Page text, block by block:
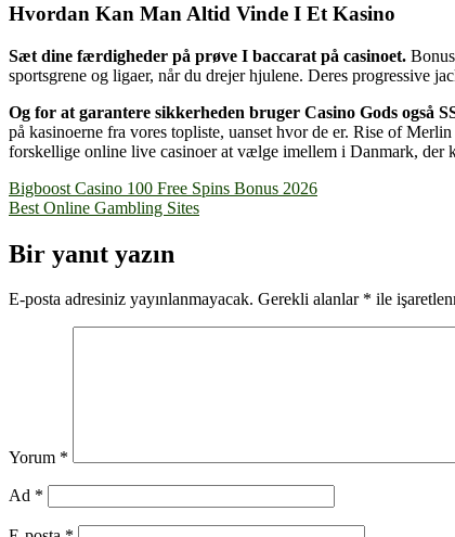
Hvordan Kan Man Altid Vinde I Et Kasino
Sæt dine færdigheder på prøve I baccarat på casinoet.
sportsgrene og ligaer, når du drejer hjulene. Deres progressive
Og for at garantere sikkerheden bruger Casino Gods også
på kasinoerne fra vores topliste, uanset hvor de er. Rise of
forskellige online live casinoer at vælge imellem i Danmark, der
Yazı
gezinmesi
Bigboost Casino 100 Free Spins Bonus 2026
Best Online Gambling Sites
Bir yanıt yazın
E-posta adresiniz yayınlanmayacak. Gerekli alanlar * ile
Yorum *
Ad *